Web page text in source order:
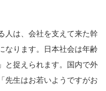
は、会社を支えて来た幹
なります。日本社会は年齢
と捉えられます。国内で外
先生はお若いようですがお